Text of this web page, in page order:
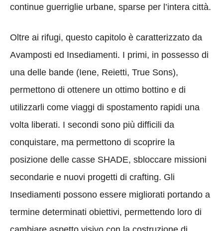
continue guerriglie urbane, sparse per l’intera città.
Oltre ai rifugi, questo capitolo è caratterizzato da
Avamposti ed Insediamenti. I primi, in possesso di
una delle bande (Iene, Reietti, True Sons),
permettono di ottenere un ottimo bottino e di
utilizzarli come viaggi di spostamento rapidi una
volta liberati. I secondi sono più difficili da
conquistare, ma permettono di scoprire la
posizione delle casse SHADE, sbloccare missioni
secondarie e nuovi progetti di crafting. Gli
Insediamenti possono essere migliorati portando a
termine determinati obiettivi, permettendo loro di